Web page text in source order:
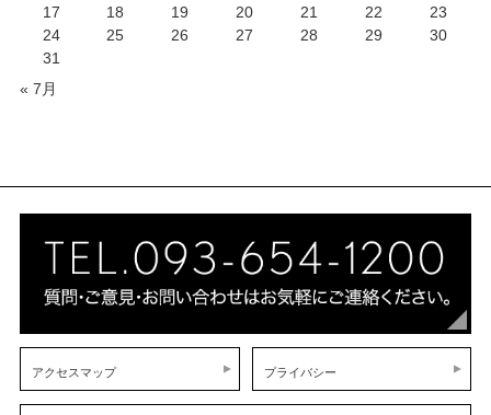
« 7月
17
18 19 20 21 22
23
24
25 26 27 28 29
30
31
アクセスマップ プライバシー